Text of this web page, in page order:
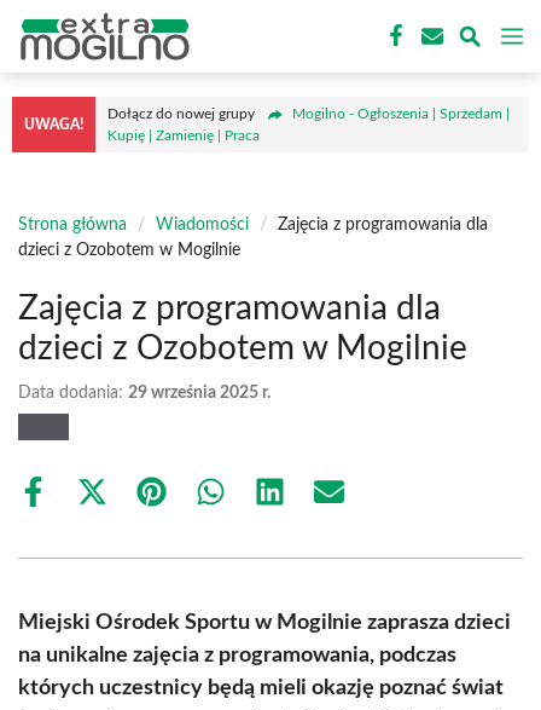
treści
UWAGA!
Dołącz do nowej grupy
Mogilno - Ogłoszenia | Sprzedam |
Kupię | Zamienię | Praca
Strona główna / Wiadomości /
Zajęcia z programowania dla
dzieci z Ozobotem w Mogilnie
Zajęcia z programowania dla
dzieci z Ozobotem w Mogilnie
Data dodania: 29 września 2025 r.
Share
Share
(Twitter)
Share Share Share Share
Miejski Ośrodek Sportu w Mogilnie zaprasza dzieci
na unikalne zajęcia z programowania, podczas
których uczestnicy będą mieli okazję poznać świat